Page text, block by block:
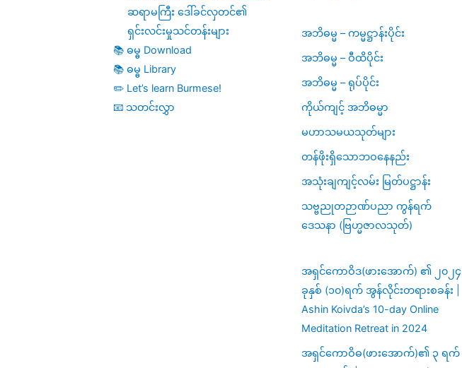
ဆရာမကြီး ဒေါ်ခင်လှတင်၏
ရှင်းလင်းမှုသင်တန်းများ
📚 ဓမ္ဓ Download
📚 ဓမ္ဓ Library
✏️ Let’s learn Burmese!
📧 သတင်းလွှာ
အဘိဓမ္မ – ကမ္မဋ္ဌာန်းပိုင်း
အဘိဓမ္မ – ဝီထိပိုင်း
အဘိဓမ္မ – ရုပ်ပိုင်း
ကိုယ်ကျင့် အဘိဓမ္မာ
မဟာသမယသုတ်များ
တန်ဖိုးရှိသောဘဝနေနည်း
အသုံးချကျင့်လမ်း မြတ်ပဋ္ဌာန်း
သဗ္ဗညုတဉာဏ်ပညာ ကွန်ရက်
ဒေသနာ (ဗြဟ္မဇာလသုတ်)
အရှင်ကောဝိဒ(ဖားအောက်) ၏ ၂၀၂၄
ခုနှစ် (၁၀)ရက် အွန်လိုင်းတရားစခန်း |
Ashin Koivda’s 10-day Online
Meditation Retreat in 2024
အရှင်ကောဝိဓ(ဖားအောက်)၏ ၃ ရက်